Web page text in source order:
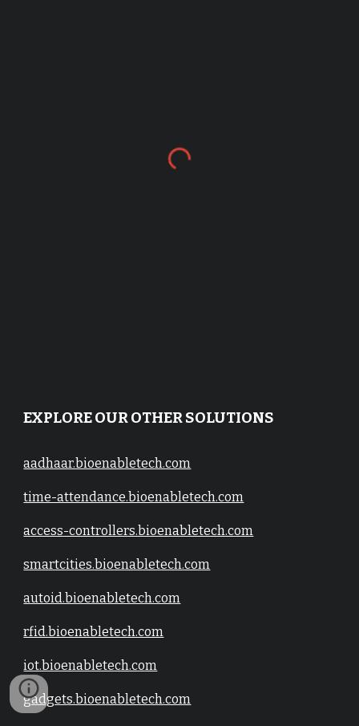
EXPLORE OUR OTHER SOLUTIONS
aadhaar.bioenabletech.com
time-attendance.bioenabletech.com
access-controllers.bioenabletech.com
smartcities.bioenabletech.com
autoid.bioenabletech.com
rfid.bioenabletech.com
iot.bioenabletech.com
gadgets.bioenabletech.com